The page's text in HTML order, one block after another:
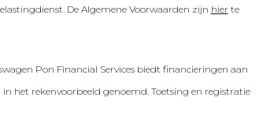
De Algemene Voorwaarden zijn hier te
Pon Financial Services biedt financieringen aan
het rekenvoorbeeld genoemd. Toetsing en registratie